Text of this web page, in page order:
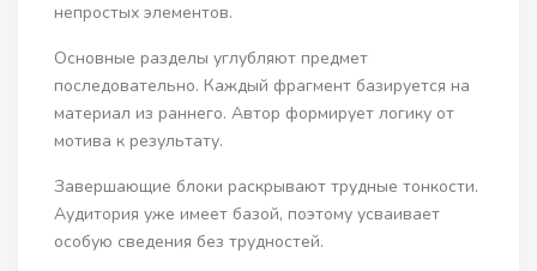
непростых элементов.
Основные разделы углубляют предмет
последовательно. Каждый фрагмент базируется на
материал из раннего. Автор формирует логику от
мотива к результату.
Завершающие блоки раскрывают трудные тонкости.
Аудитория уже имеет базой, поэтому усваивает
особую сведения без трудностей.